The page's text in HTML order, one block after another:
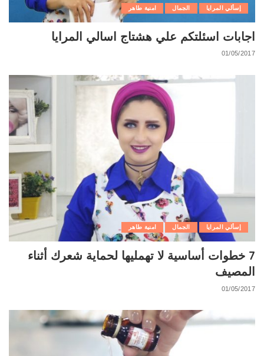
إسألي المرايا الجمال امنية طاهر
اجابات اسئلتكم علي هشتاج اسالي المرايا
01/05/2017
إسألي المرايا الجمال امنية طاهر
7 خطوات أساسية لا تهمليها لحماية شعرك أثناء
المصيف
01/05/2017